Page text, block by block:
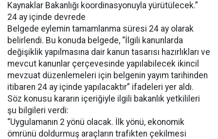
Kaynaklar Bakanlığı koordinasyonuyla yürütülecek.”
24 ay içinde devrede
Belgede eylemin tamamlanma süresi 24 ay olarak
belirlendi. Bu konuda belgede, “İlgili kanunlarda
değişiklik yapılmasına dair kanun tasarısı hazırlıkları ve
mevcut kanunlar çerçevesinde yapılabilecek ikincil
mevzuat düzenlemeleri için belgenin yayım tarihinden
itibaren 24 ay içinde yapılacaktır” ifadeleri yer aldı.
Söz konusu kararın içeriğiyle ilgili bakanlık yetkilileri
şu bilgileri verdi:
“Uygulamanın 2 yönü olacak. İlk yönü, ekonomik
ömrünü doldurmuş araçların trafikten çekilmesi